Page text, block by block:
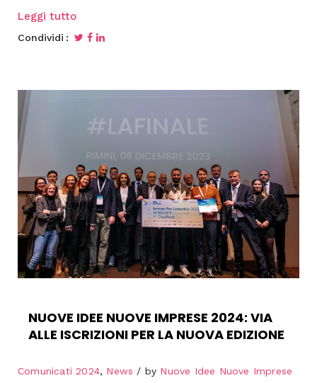
Leggi tutto
Condividi
NUOVE IDEE NUOVE IMPRESE 2024: VIA
ALLE ISCRIZIONI PER LA NUOVA EDIZIONE
Comunicati 2024, News by Nuove Idee Nuove Imprese